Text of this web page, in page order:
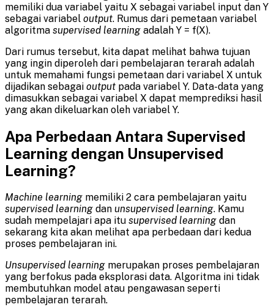
memiliki dua variabel yaitu X sebagai variabel input dan Y
sebagai variabel output. Rumus dari pemetaan variabel
algoritma supervised learning adalah Y = f(X).
Dari rumus tersebut, kita dapat melihat bahwa tujuan
yang ingin diperoleh dari pembelajaran terarah adalah
untuk memahami fungsi pemetaan dari variabel X untuk
dijadikan sebagai output pada variabel Y. Data-data yang
dimasukkan sebagai variabel X dapat memprediksi hasil
yang akan dikeluarkan oleh variabel Y.
Apa Perbedaan Antara Supervised
Learning dengan Unsupervised
Learning?
Machine learning memiliki 2 cara pembelajaran yaitu
supervised learning dan unsupervised learning. Kamu
sudah mempelajari apa itu supervised learning dan
sekarang kita akan melihat apa perbedaan dari kedua
proses pembelajaran ini.
Unsupervised learning merupakan proses pembelajaran
yang berfokus pada eksplorasi data. Algoritma ini tidak
membutuhkan model atau pengawasan seperti
pembelajaran terarah.